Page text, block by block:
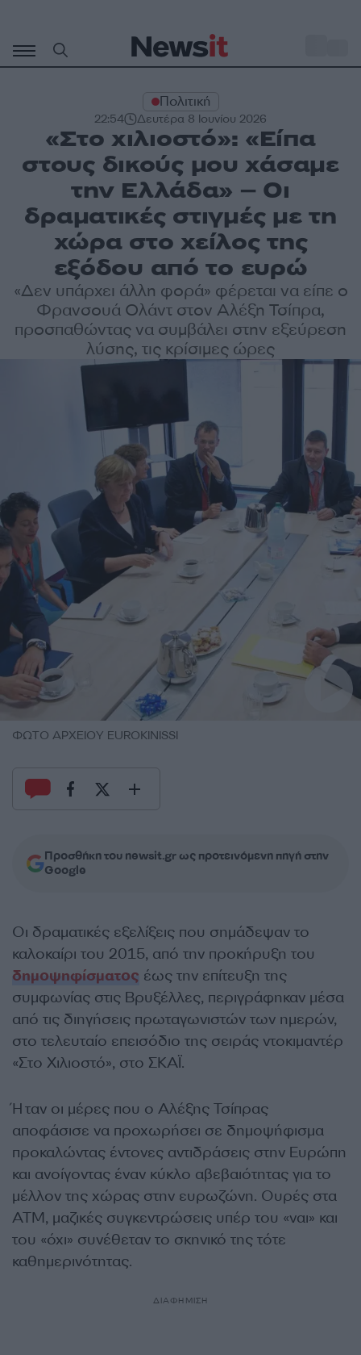
περιεχόμενο
Πολιτική
22:54 Δευτέρα 8 Ιουνίου 2026
«Στο χιλιοστό»: «Είπα
στους δικούς μου χάσαμε
την Ελλάδα» – Οι
δραματικές στιγμές με τη
χώρα στο χείλος της
εξόδου από το ευρώ
«Δεν υπάρχει άλλη φορά» φέρεται να είπε ο
Φρανσουά Ολάντ στον Αλέξη Τσίπρα,
προσπαθώντας να συμβάλει στην εξεύρεση
λύσης, τις κρίσιμες ώρες
ΦΩΤΟ ΑΡΧΕΙΟΥ EUROKINISSI
Προσθήκη του newsit.gr ως προτεινόμενη πηγή στην
Google
Οι δραματικές εξελίξεις που σημάδεψαν το
καλοκαίρι του 2015, από την προκήρυξη του
δημοψηφίσματος έως την επίτευξη της
συμφωνίας στις Βρυξέλλες, περιγράφηκαν μέσα
από τις διηγήσεις πρωταγωνιστών των ημερών,
στο τελευταίο επεισόδιο της σειράς ντοκιμαντέρ
«Στο Χιλιοστό», στο ΣΚΑΪ.
Ήταν οι μέρες που ο Αλέξης Τσίπρας
αποφάσισε να προχωρήσει σε δημοψήφισμα
προκαλώντας έντονες αντιδράσεις στην Ευρώπη
και ανοίγοντας έναν κύκλο αβεβαιότητας για το
μέλλον της χώρας στην ευρωζώνη. Ουρές στα
ΑΤΜ, μαζικές συγκεντρώσεις υπέρ του «ναι» και
του «όχι» συνέθεταν το σκηνικό της τότε
καθημερινότητας.
ΔΙΑΦΗΜΙΣΗ